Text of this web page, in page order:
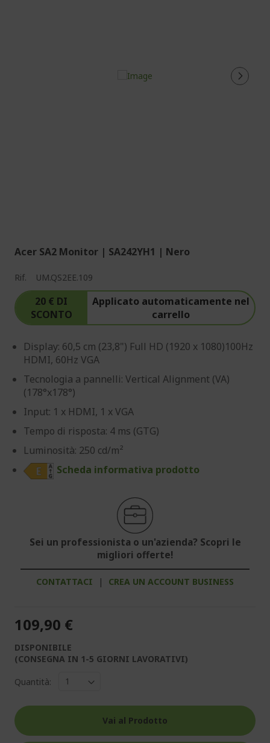
Acer SA2 Monitor | SA242YH1 | Nero
Rif. UM.QS2EE.109
20 € DI
SCONTO
Applicato automaticamente nel
carrello
Display: 60,5 cm (23,8") Full HD (1920 x 1080)100Hz
HDMI, 60Hz VGA
Tecnologia a pannelli: Vertical Alignment (VA)
(178°x178°)
Input: 1 x HDMI, 1 x VGA
Tempo di risposta: 4 ms (GTG)
Luminosità: 250 cd/m²
Scheda informativa prodotto
Sei un professionista o un'azienda? Scopri le
migliori offerte!
CONTATTACI | CREA UN ACCOUNT BUSINESS
109,90 €
DISPONIBILE
(CONSEGNA IN 1-5 GIORNI LAVORATIVI)
Quantità:
Vai al Prodotto